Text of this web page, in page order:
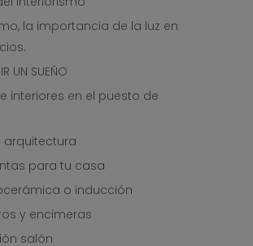
la importancia de la luz en
UN SUEÑO
interiores en el puesto de
arquitectura
para tu casa
o inducción
y encimeras
salón